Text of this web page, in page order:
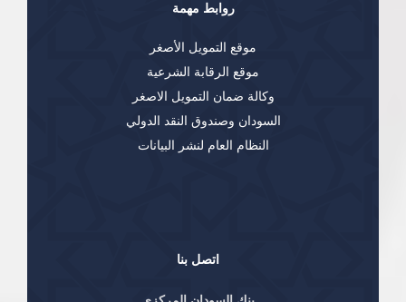
اتصل بنا
روابط مهمة
موقع التمويل الأصغر
موقع الرقابة الشرعية
وكالة ضمان التمويل الاصغر
السودان وصندوق النقد الدولي
النظام العام لنشر البيانات